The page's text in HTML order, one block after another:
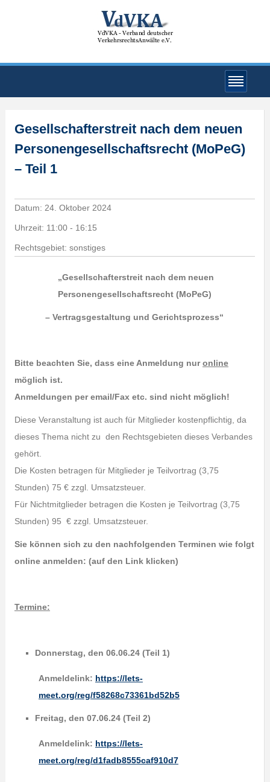
Gesellschafterstreit nach dem neuen
Personengesellschaftsrecht (MoPeG)
– Teil 1
Datum: 24. Oktober 2024
Uhrzeit: 11:00 - 16:15
Rechtsgebiet: sonstiges
„Gesellschafterstreit nach dem neuen
Personengesellschaftsrecht (MoPeG)
– Vertragsgestaltung und Gerichtsprozess“
Bitte beachten Sie, dass eine Anmeldung nuronline
möglich ist.
Anmeldungen per email/Fax etc. sind nicht möglich!
Diese Veranstaltung ist auch für Mitglieder kostenpflichtig, da
dieses Thema nicht zu den Rechtsgebieten dieses Verbandes
gehört.
Die Kosten betragen für Mitglieder je Teilvortrag (3,75
Stunden) 75 € zzgl. Umsatzsteuer.
Für Nichtmitglieder betragen die Kosten je Teilvortrag (3,75
Stunden) 95 € zzgl. Umsatzsteuer.
Sie können sich zu den nachfolgenden Terminen wie folgt
online anmelden: (auf den Link klicken)
Termine:
Donnerstag, den 06.06.24 (Teil 1)
Anmeldelink: https://lets-
meet.org/reg/f58268c73361bd52b5
Freitag, den 07.06.24 (Teil 2)
Anmeldelink: https://lets-
meet.org/reg/d1fadb8555caf910d7